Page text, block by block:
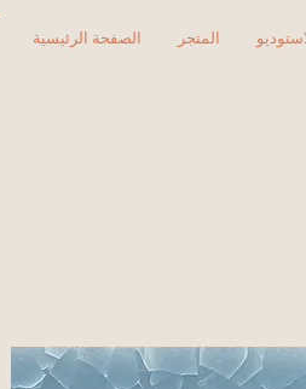
الصفحة الرئيسية المتجر